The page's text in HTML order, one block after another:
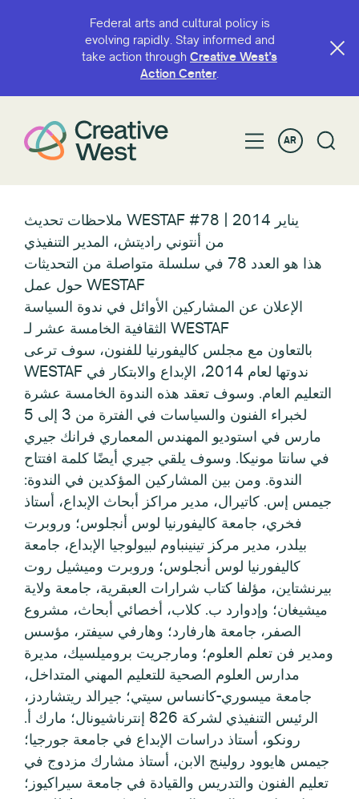
Federal arts and cultural policy is
evolving rapidly. Stay informed and
take action through Creative West’s
Action Center.
AR
ملاحظات تحديث WESTAF #78 | يناير 2014
من أنتوني راديتش، المدير التنفيذي
هذا هو العدد 78 في سلسلة متواصلة من التحديثات
حول عمل WESTAF
الإعلان عن المشاركين الأوائل في ندوة السياسة
الثقافية الخامسة عشر لـ WESTAF
بالتعاون مع مجلس كاليفورنيا للفنون، سوف ترعى
WESTAF ندوتها لعام 2014، الإبداع والابتكار في
التعليم العام. وسوف تعقد هذه الندوة الخامسة عشرة
لخبراء الفنون والسياسات في الفترة من 3 إلى 5
مارس في استوديو المهندس المعماري فرانك جيري
في سانتا مونيكا. وسوف يلقي جيري أيضًا كلمة افتتاح
الندوة. ومن بين المشاركين المؤكدين في الندوة:
جيمس إس. كاتيرال، مدير مراكز أبحاث الإبداع، أستاذ
فخري، جامعة كاليفورنيا لوس أنجلوس؛ وروبرت
بيلدر، مدير مركز تينينباوم لبيولوجيا الإبداع، جامعة
كاليفورنيا لوس أنجلوس؛ وروبرت وميشيل روت
بيرنشتاين، مؤلفا كتاب شرارات العبقرية، جامعة ولاية
ميشيغان؛ وإدوارد ب. كلاب، أخصائي أبحاث، مشروع
الصفر، جامعة هارفارد؛ وهارفي سيفتر، مؤسس
ومدير فن تعلم العلوم؛ ومارجريت بروميلسيك، مديرة
مدارس العلوم الصحية للتعليم المهني المتداخل،
جامعة ميسوري-كانساس سيتي؛ جيرالد ريتشاردز،
الرئيس التنفيذي لشركة 826 إنترناشيونال؛ مارك أ.
رونكو، أستاذ دراسات الإبداع في جامعة جورجيا؛
جيمس هايوود رولينج الابن، أستاذ مشارك مزدوج في
تعليم الفنون والتدريس والقيادة في جامعة سيراكيوز؛